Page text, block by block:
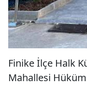
Finike İlçe Halk
Mahallesi